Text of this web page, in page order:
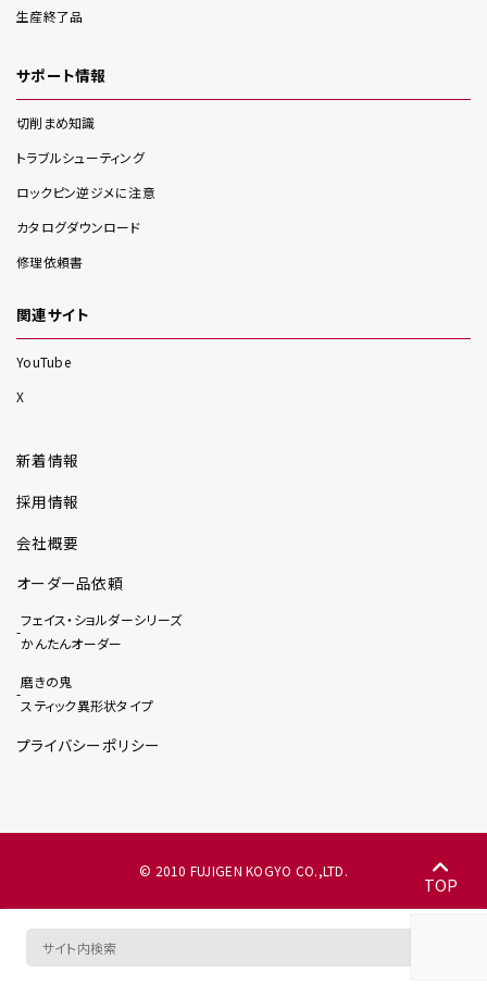
生産終了品
サポート情報
切削まめ知識
トラブルシューティング
ロックピン逆ジメに注意
カタログダウンロード
修理依頼書
関連サイト
YouTube
X
新着情報
採用情報
会社概要
オーダー品依頼
フェイス・ショルダーシリーズ
かんたんオーダー
磨きの鬼
スティック異形状タイプ
プライバシーポリシー
© 2010 FUJIGEN KOGYO CO.,LTD.
TOP